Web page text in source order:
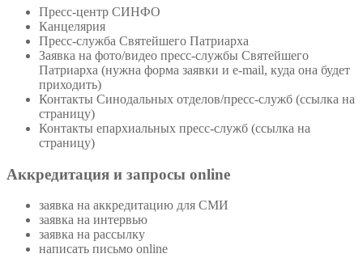
Пресс-центр СИНФО
Канцелярия
Пресс-служба Святейшего Патриарха
Заявка на фото/видео пресс-службы Святейшего
Патриарха (нужна форма заявки и e-mail, куда она будет
приходить)
Контакты Синодальных отделов/пресс-служб (ссылка на
страницу)
Контакты епархиальных пресс-служб (ссылка на
страницу)
Аккредитация и запросы online
заявка на аккредитацию для СМИ
заявка на интервью
заявка на рассылку
написать письмо online